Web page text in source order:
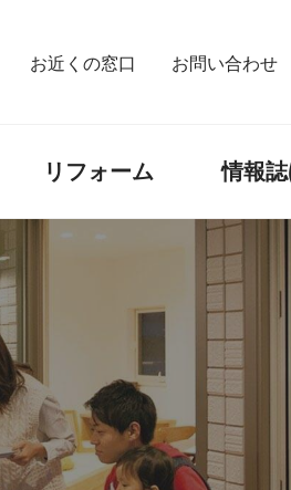
お近くの窓口 お問い合わせ
リフォーム 情報